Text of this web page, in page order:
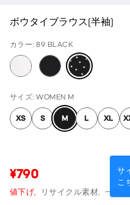
ボウタイブラウス(半袖)
カラー: 89 BLACK
サイズ: WOMEN M
XS S M L XL
サ
こ
¥790
値下げ, リサイクル素材, 一部店